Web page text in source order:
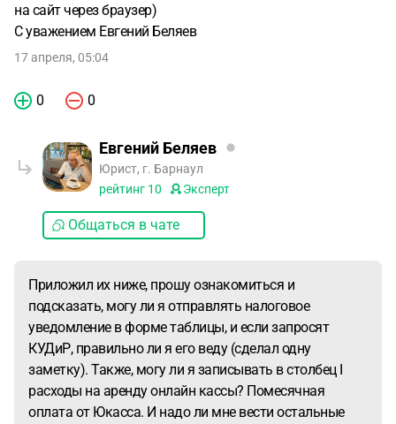
на сайт через браузер)
С уважением Евгений Беляев
17 апреля, 05:04
0 0
Евгений Беляев
Юрист, г. Барнаул
рейтинг 10 Эксперт
Общаться в чате
Приложил их ниже, прошу ознакомиться и
подсказать, могу ли я отправлять налоговое
уведомление в форме таблицы, и если запросят
КУДиР, правильно ли я его веду (сделал одну
заметку). Также, могу ли я записывать в столбец I
расходы на аренду онлайн кассы? Помесячная
оплата от Юкасса. И надо ли мне вести остальные